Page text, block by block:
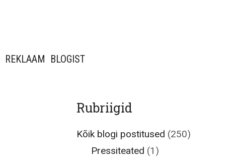
REKLAAM BLOGIST
Rubriigid
Kõik blogi postitused (250)
Pressiteated (1)